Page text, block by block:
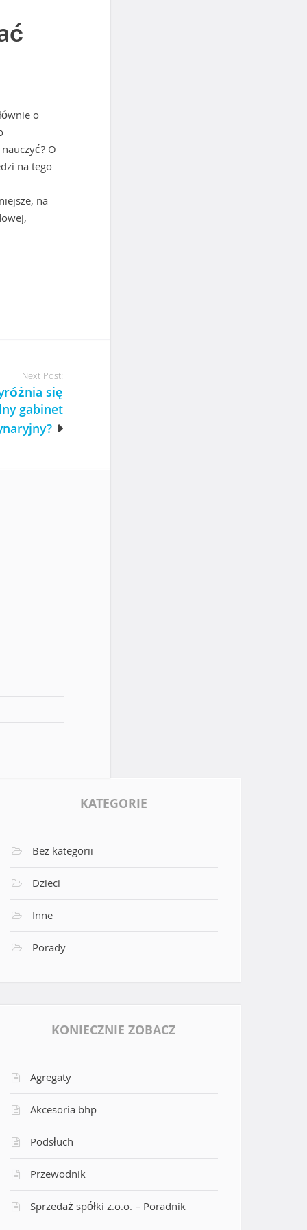
o
O
na tego
na
Next Post:
się
gabinet
KATEGORIE
Bez kategorii
Dzieci
Inne
Porady
KONIECZNIE ZOBACZ
Agregaty
Akcesoria bhp
Podsłuch
Przewodnik
Sprzedaż spółki z.o.o. – Poradnik